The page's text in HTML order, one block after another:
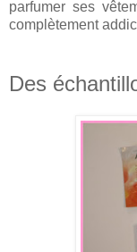
parfumer ses
complètement
Des